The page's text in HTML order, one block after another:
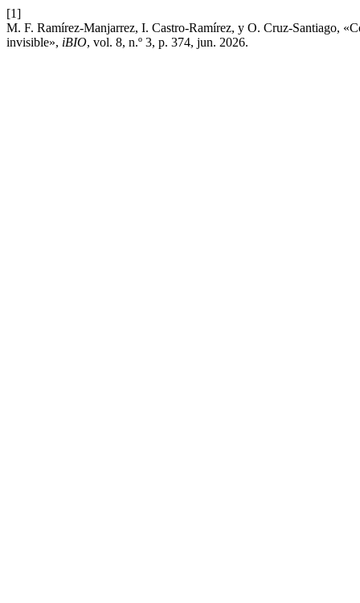
[1]
M. F. Ramírez-Manjarrez, I. Castro-Ramírez, y O. Cruz-Santiago,
invisible», iBIO, vol. 8, n.º 3, p. 374, jun. 2026.